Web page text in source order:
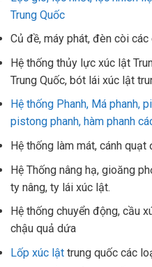
Trung Quốc
Củ đề, máy phát, đèn còi
Hệ thống thủy lực xúc lật
Trung Quốc, bót lái xúc lật
Hệ thống Phanh, Má phanh,
pistong phanh, hàm phanh
Hệ thống làm mát, cánh quạt
Hệ Thống nâng hạ, gioăng
ty nâng, ty lái xúc lật.
Hệ thống chuyển động, cầu
chậu quả dứa
Lốp xúc lật trung quốc các